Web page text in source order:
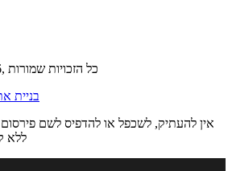
©FoodsDictionary 2026, כל הזכויות שמורות
בניית
אין להעתיק, לשכפל או להדפיס לשם
ללא